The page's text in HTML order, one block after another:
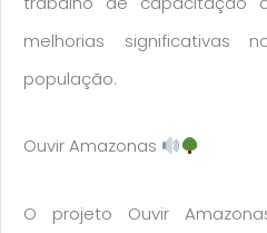
melhorias significativas
população.
Ouvir Amazonas
O projeto Ouvir